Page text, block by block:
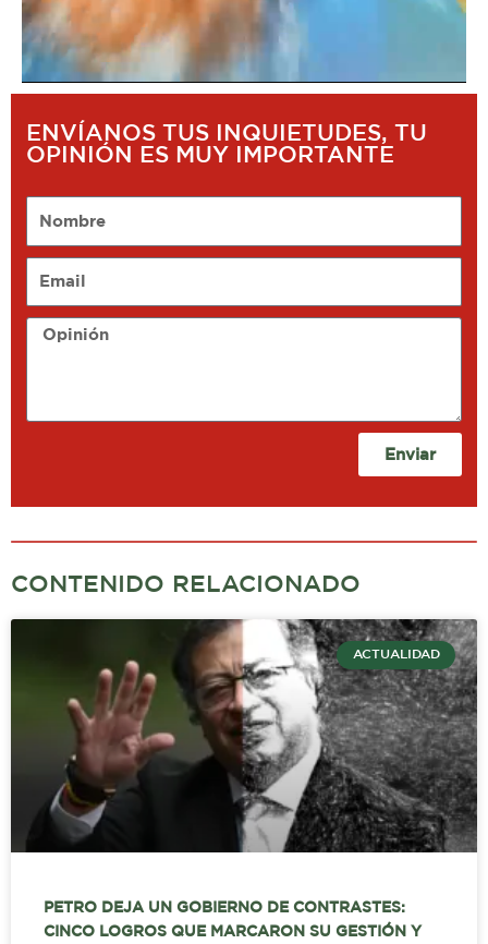
ENVÍANOS TUS INQUIETUDES, TU
OPINIÓN ES MUY IMPORTANTE
Opinión
Enviar
CONTENIDO RELACIONADO
ACTUALIDAD
PETRO DEJA UN GOBIERNO DE CONTRASTES:
CINCO LOGROS QUE MARCARON SU GESTIÓN Y